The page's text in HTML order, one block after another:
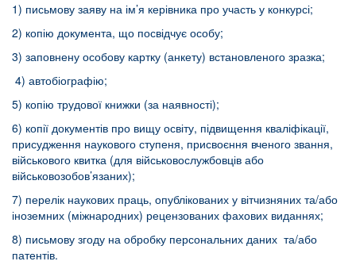
1) письмову заяву на ім’я керівника про участь у конкурсі;
2) копію документа, що посвідчує особу;
3) заповнену особову картку (анкету) встановленого зразка;
4) автобіографію;
5) копію трудової книжки (за наявності);
6) копії документів про вищу освіту, підвищення кваліфікації,
присудження наукового ступеня, присвоєння вченого звання,
військового квитка (для військовослужбовців або
військовозобов’язаних);
7) перелік наукових праць, опублікованих у вітчизняних та/або
іноземних (міжнародних) рецензованих фахових виданнях;
8) письмову згоду на обробку персональних даних та/або
патентів.